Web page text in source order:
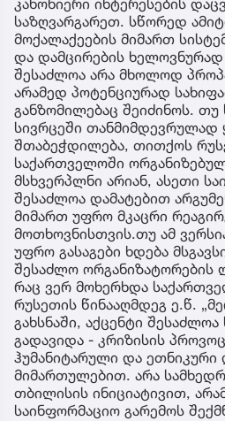
კანონიერი ინტერესების
საზღვარგარეთ. სწორედ
მოქალაქეების მიმართ
და დამცირების
შესაძლოა არა მხოლოდ
არამედ პოტენციურად
განზომილებაც შეიძინოს.
სივრცეში თანმიმდევრულად
შთაბეჭდილება, თითქოს
საქართველოში
მსხვერპლნი არიან, ასეთი
შესაძლოა დამატებით
მიმართ უფრო მკაცრი
მოთხოვნისთვის.თუ ამ
უფრო გასაგები ხდება
შესაძლო ორგანიზატორების
რაც ვერ მოხერხდა
რუსეთის წინააღმდეგ ე.წ.
გახსნაში, აქცენტი შესაძლოა
გადავიდა - კრიზისის
ჰუმანიტარული და ეთნიკური
მიმართულებით. არა
თბილისის ინიციატივით,
საინფორმაციო გარემოს